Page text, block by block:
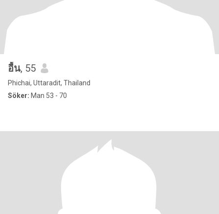
อื้น, 55
Phichai, Uttaradit, Thailand
Söker: Man 53 - 70